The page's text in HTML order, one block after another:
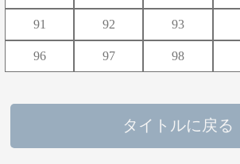
91 92 93
96 97 98
タイトルに戻る